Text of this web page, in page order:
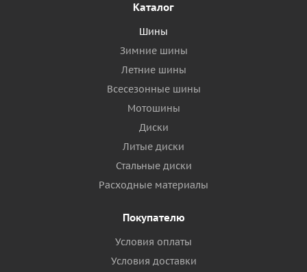
Каталог
Шины
Зимние шины
Летние шины
Всесезонные шины
Мотошины
Диски
Литые диски
Стальные диски
Расходные материалы
Покупателю
Условия оплаты
Условия доставки